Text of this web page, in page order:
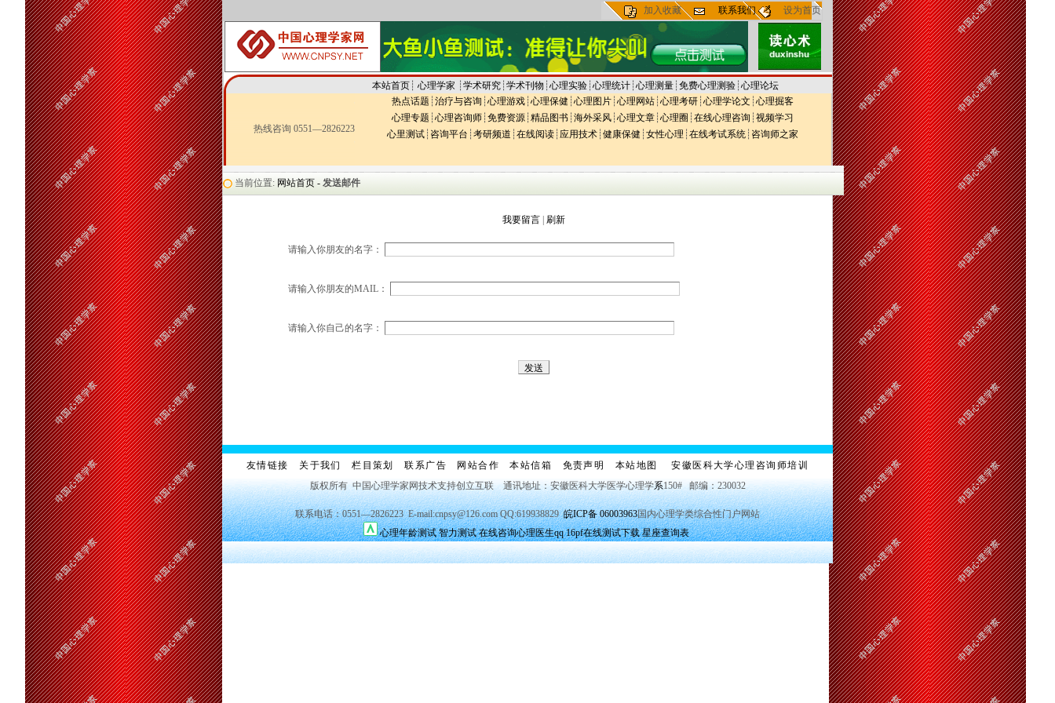
加入收藏 联系我们 设为首页
本站首页┊ 心理学家 ┊ 学术研究┊ 学术刊物 ┊ 心理实验┊ 心理统计┊ 心理测量┊ 免费心理测验┊ 心理论坛
热线咨询 0551—2826223
热点话题 ┊ 治疗与咨询 ┊ 心理游戏 ┊ 心理保健 ┊ 心理图片 ┊ 心理网站 ┊ 心理考研 ┊ 心理学论文 ┊ 心理掘客
心理专题 ┊ 心理咨询师 ┊ 免费资源 ┊ 精品图书 ┊ 海外采风 ┊ 心理文章 ┊ 心理圈 ┊ 在线心理咨询 ┊ 视频学习
心里测试 ┊ 咨询平台 ┊ 考研频道 ┊ 在线阅读 ┊ 应用技术 ┊ 健康保健 ┊ 女性心理 ┊ 在线考试系统 ┊ 咨询师之家
当前位置: 网站首页 - 发送邮件
我要留言| 刷新
请输入你朋友的名字：
请输入你朋友的MAIL：
请输入你自己的名字：
友情链接 关于我们 栏目策划 联系广告 网站合作 本站信箱 免责声明 本站地图
安徽医科大学心理咨询师培训
版权所有 中国心理学家网技术支持创立互联 通讯地址：安徽医科大学医学心理学系150# 邮编：230032
联系电话：0551—2826223 E-mail:cnpsy@126.com QQ:619938829皖ICP备 06003963国内心理学类综合性门户网站
心理年龄测试 智力测试 在线咨询心理医生qq 16pf在线测试下载 星座查询表